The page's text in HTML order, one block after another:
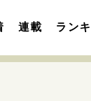
連載 ラン